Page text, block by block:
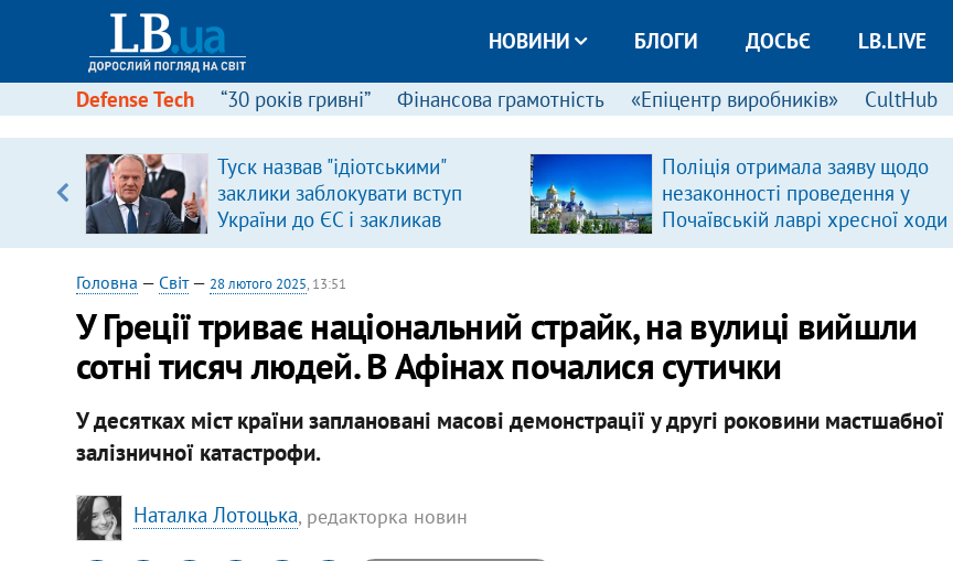
НОВИНИ БЛОГИ ДОСЬЄ LB.LIVE
Defense Tech “30 років гривні” Фінансова грамотність «Епіцентр виробників» CultHub
Туск назвав "ідіотськими"
заклики заблокувати вступ
України до ЄС і закликав
припинити антиукраїнську
риторику
Поліція отримала заяву щодо
незаконності проведення у
Почаївській лаврі хресної ходи
Головна — Світ— 28 лютого 2025, 13:51
У Греції триває національний страйк, на вулиці вийшли
сотні тисяч людей. В Афінах почалися сутички
У десятках міст країни заплановані масові демонстрації у другі роковини мастшабної
залізничної катастрофи.
Наталка Лотоцька, редакторка новин